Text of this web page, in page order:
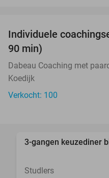
OUT
Individuele
90 min)
Dabeau Coaching met
Koedijk
Verkocht: 100
3-gangen keuzediner
Studlers